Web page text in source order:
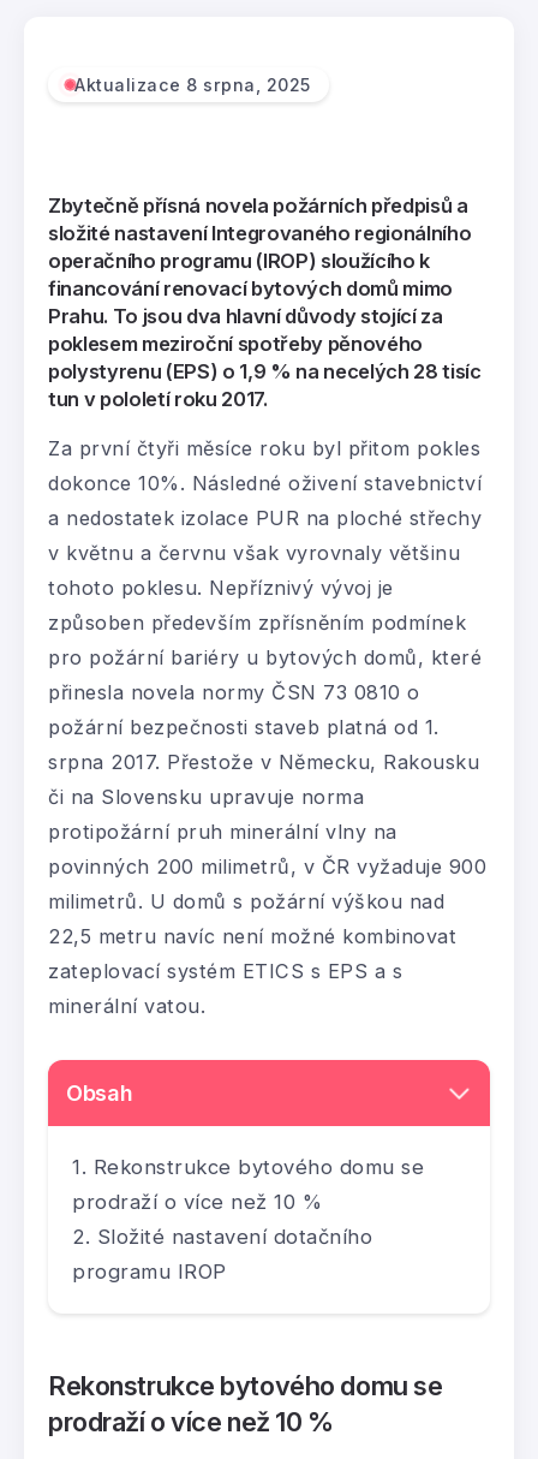
Aktualizace 8 srpna, 2025
Zbytečně přísná novela požárních předpisů a
složité nastavení Integrovaného regionálního
operačního programu (IROP) sloužícího k
financování renovací bytových domů mimo
Prahu. To jsou dva hlavní důvody stojící za
poklesem meziroční spotřeby pěnového
polystyrenu (EPS) o 1,9 % na necelých 28 tisíc
tun v pololetí roku 2017.
Za první čtyři měsíce roku byl přitom pokles
dokonce 10%. Následné oživení stavebnictví
a nedostatek izolace PUR na ploché střechy
v květnu a červnu však vyrovnaly většinu
tohoto poklesu. Nepříznivý vývoj je
způsoben především zpřísněním podmínek
pro požární bariéry u bytových domů, které
přinesla novela normy ČSN 73 0810 o
požární bezpečnosti staveb platná od 1.
srpna 2017. Přestože v Německu, Rakousku
či na Slovensku upravuje norma
protipožární pruh minerální vlny na
povinných 200 milimetrů, v ČR vyžaduje 900
milimetrů. U domů s požární výškou nad
22,5 metru navíc není možné kombinovat
zateplovací systém ETICS s EPS a s
minerální vatou.
Obsah
Rekonstrukce bytového domu se
prodraží o více než 10 %
Složité nastavení dotačního
programu IROP
Rekonstrukce bytového domu se
prodraží o více než 10 %